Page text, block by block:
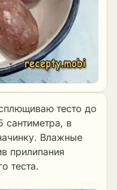
тесто до
сантиметра, в
Влажные
прилипания
теста.